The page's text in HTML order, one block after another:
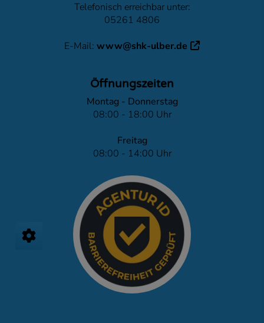
Telefonisch erreichbar unter:
05261 4806
E-Mail: www@shk-ulber.de
Öffnungszeiten
Montag - Donnerstag
08:00 - 18:00 Uhr
Freitag
08:00 - 14:00 Uhr